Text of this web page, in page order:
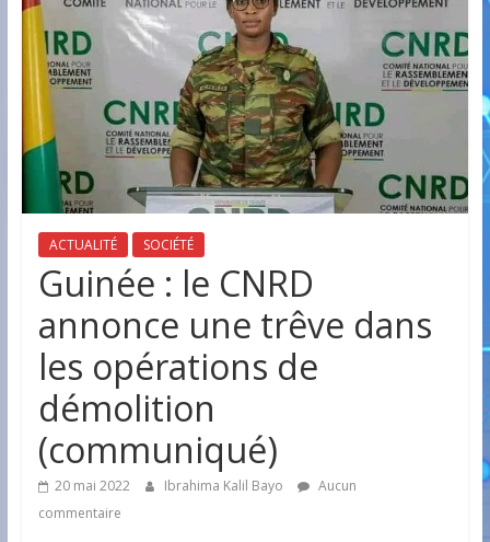
ACTUALITÉ SOCIÉTÉ
Guinée : le CNRD
annonce une trêve dans
les opérations de
démolition
(communiqué)
20 mai 2022 Ibrahima Kalil Bayo
Aucun
commentaire